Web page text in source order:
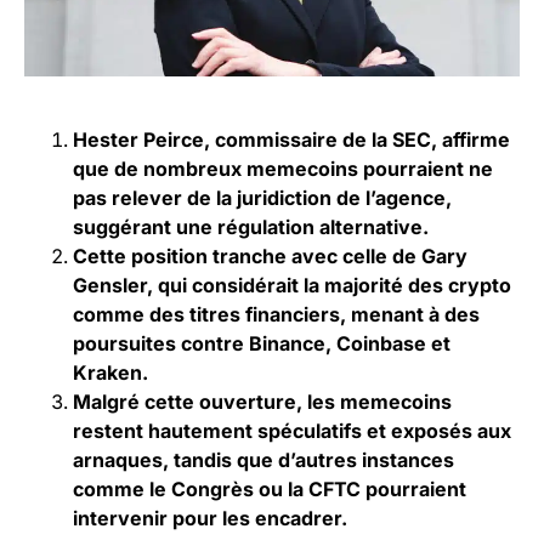
Hester Peirce, commissaire de la SEC, affirme
que de nombreux memecoins pourraient ne
pas relever de la juridiction de l’agence,
suggérant une régulation alternative.
Cette position tranche avec celle de Gary
Gensler, qui considérait la majorité des crypto
comme des titres financiers, menant à des
poursuites contre Binance, Coinbase et
Kraken.
Malgré cette ouverture, les memecoins
restent hautement spéculatifs et exposés aux
arnaques, tandis que d’autres instances
comme le Congrès ou la CFTC pourraient
intervenir pour les encadrer.